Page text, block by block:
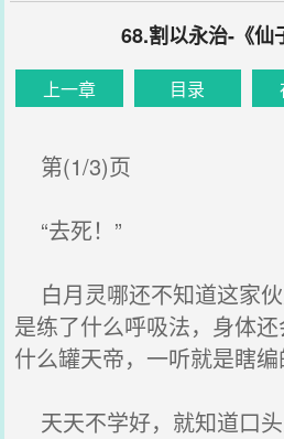
68.割以永治-《仙
上一章 目录
第(1/3)页
“去死！”
白月灵哪还不知道这家
是练了什么呼吸法，身体还
什么罐天帝，一听就是瞎编
天天不学好，就知道口头